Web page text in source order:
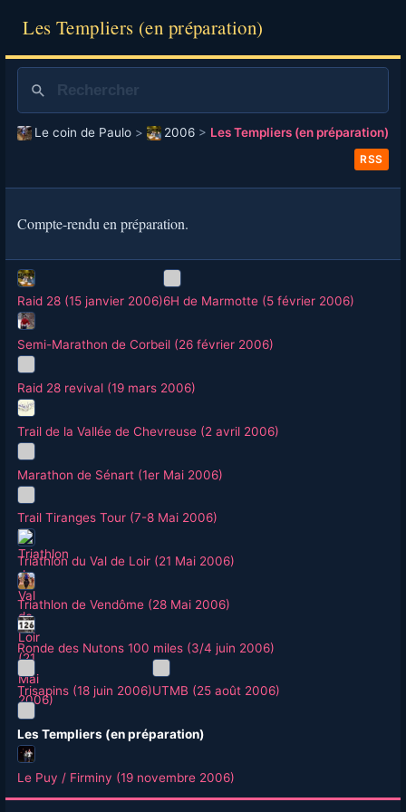
Les Templiers (en préparation)
Le coin de Paulo> 2006 > Les Templiers (en préparation)
RSS
Compte-rendu en préparation.
Raid 28 (15 janvier 2006)6H de Marmotte (5 février 2006)
Semi-Marathon de Corbeil (26 février 2006)
Raid 28 revival (19 mars 2006)
Trail de la Vallée de Chevreuse (2 avril 2006)
Marathon de Sénart (1er Mai 2006)
Trail Tiranges Tour (7-8 Mai 2006)
Triathlon du Val de Loir (21 Mai 2006)
Triathlon de Vendôme (28 Mai 2006)
Ronde des Nutons 100 miles (3/4 juin 2006)
Trisapins (18 juin 2006)UTMB (25 août 2006)
Les Templiers (en préparation)
Le Puy / Firminy (19 novembre 2006)